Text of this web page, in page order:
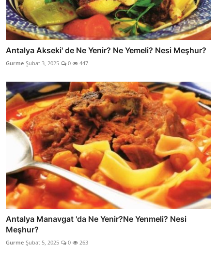
Antalya Akseki' de Ne Yenir? Ne Yemeli? Nesi Meşhur?
Gurme Şubat 3, 2025 0 447
Antalya Manavgat 'da Ne Yenir?Ne Yenmeli? Nesi
Meşhur?
Gurme Şubat 5, 2025 0 263